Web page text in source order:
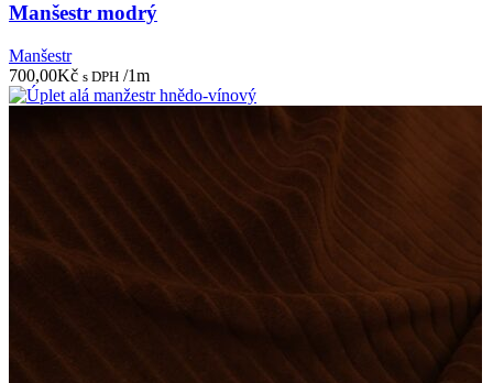
Manšestr modrý
Manšestr
700,00Kč s DPH /1m